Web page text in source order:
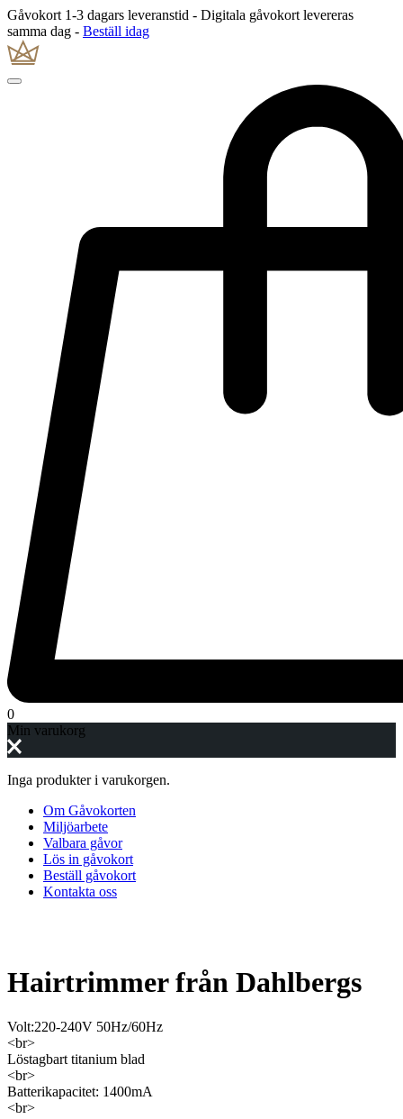
Gåvokort 1-3 dagars leveranstid - Digitala gåvokort levereras
samma dag - Beställ idag
0
Min varukorg
Inga produkter i varukorgen.
Om Gåvokorten
Miljöarbete
Valbara gåvor
Lös in gåvokort
Beställ gåvokort
Kontakta oss
Hairtrimmer från Dahlbergs
Volt:220-240V 50Hz/60Hz
<br>
Löstagbart titanium blad
<br>
Batterikapacitet: 1400mA
<br>